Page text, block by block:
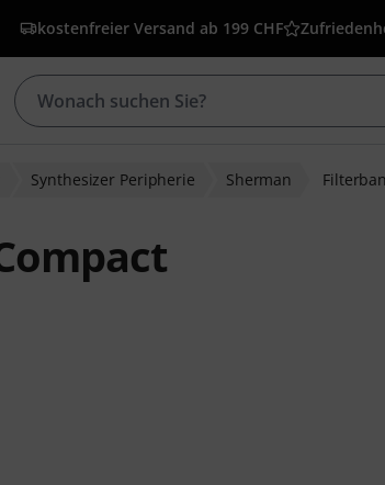
kostenfreier Versand ab 199 CHF
Synthesizer Peripherie Sherman